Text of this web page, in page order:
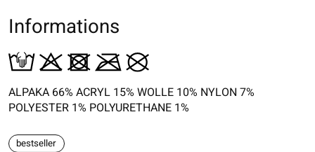
Informations
ALPAKA 66% ACRYL 15% WOLLE 10% NYLON 7%
POLYESTER 1% POLYURETHANE 1%
bestseller